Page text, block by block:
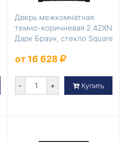
Дверь межкомнатная
темно-коричневая 2.42XN
Дарк Браун, стекло Square
от 16 628
- + Купить